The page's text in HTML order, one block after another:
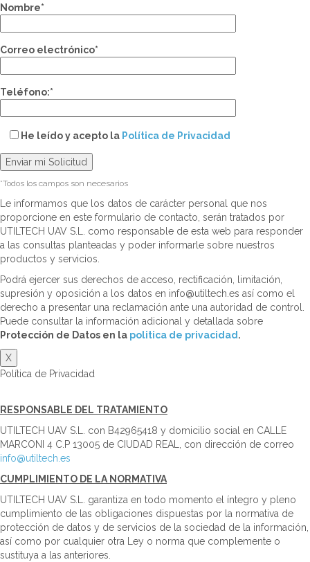
Nombre*
Correo electrónico*
Teléfono:*
He leído y acepto la Política de Privacidad
*Todos los campos son necesarios
Le informamos que los datos de carácter personal que nos
proporcione en este formulario de contacto, serán tratados por
UTILTECH UAV S.L. como responsable de esta web para responder
a las consultas planteadas y poder informarle sobre nuestros
productos y servicios.
Podrá ejercer sus derechos de acceso, rectificación, limitación,
supresión y oposición a los datos en info@utiltech.es así como el
derecho a presentar una reclamación ante una autoridad de control.
Puede consultar la información adicional y detallada sobre
Protección de Datos en la politica de privacidad .
X
Política de Privacidad
RESPONSABLE DEL TRATAMIENTO
UTILTECH UAV S.L. con B42965418 y domicilio social en CALLE
MARCONI 4 C.P 13005 de CIUDAD REAL, con dirección de correo
info@utiltech.es
CUMPLIMIENTO DE LA NORMATIVA
UTILTECH UAV S.L. garantiza en todo momento el íntegro y pleno
cumplimiento de las obligaciones dispuestas por la normativa de
protección de datos y de servicios de la sociedad de la información,
así como por cualquier otra Ley o norma que complemente o
sustituya a las anteriores.